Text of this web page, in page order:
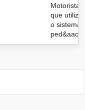
Motoristas
que
o sistema